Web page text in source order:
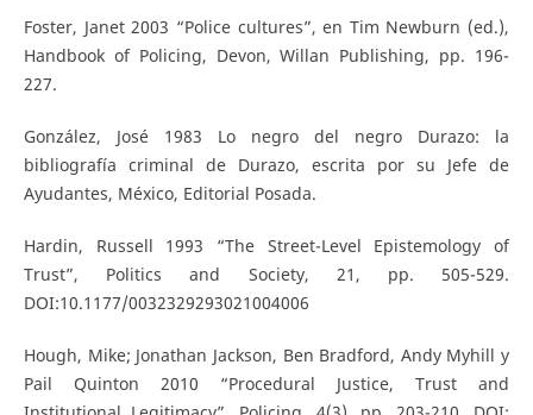
Foster, Janet 2003 “Police cultures”, en Tim Newburn (ed.),
Handbook of Policing, Devon, Willan Publishing, pp. 196-
227.
González, José 1983 Lo negro del negro Durazo: la
bibliografía criminal de Durazo, escrita por su Jefe de
Ayudantes, México, Editorial Posada.
Hardin, Russell 1993 “The Street-Level Epistemology of
Trust”, Politics and Society, 21, pp. 505-529.
DOI:10.1177/0032329293021004006
Hough, Mike; Jonathan Jackson, Ben Bradford, Andy Myhill y
Pail Quinton 2010 “Procedural Justice, Trust and